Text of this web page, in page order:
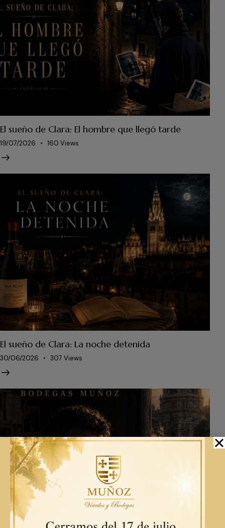
El sueño de Clara: El hombre que llegó tarde
19/07/2026 160 Views
El sueño de Clara: La noche detenida
30/06/2026 307 Views